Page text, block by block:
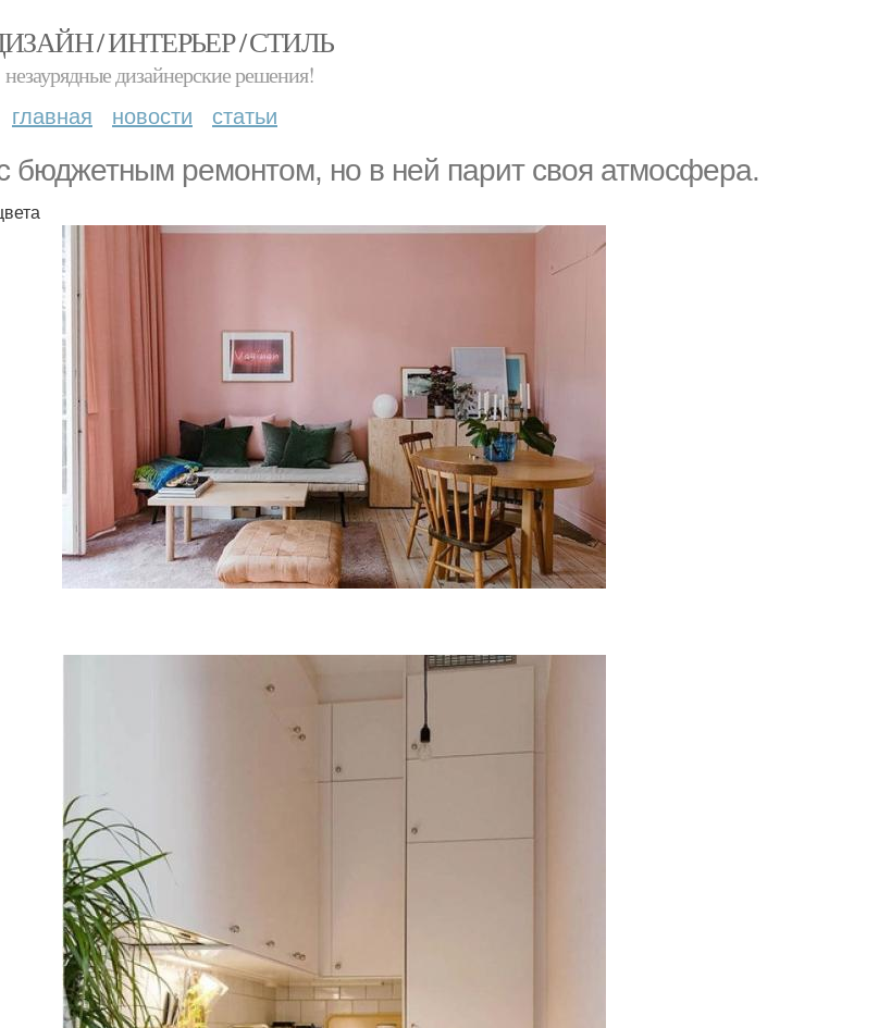
/ ИНТЕРЬЕР / СТИЛЬ
незаурядные дизайнерские решения!
главная новости статьи
бюджетным ремонтом, но в ней парит своя атмосфера.